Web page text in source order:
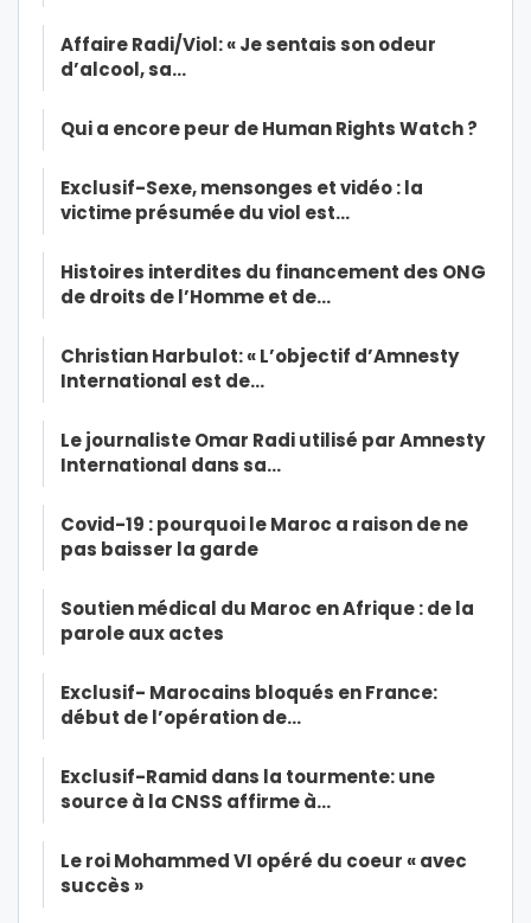
Affaire Radi/Viol: « Je sentais son odeur
d’alcool, sa…
Qui a encore peur de Human Rights Watch ?
Exclusif-Sexe, mensonges et vidéo : la
victime présumée du viol est…
Histoires interdites du financement des ONG
de droits de l’Homme et de…
Christian Harbulot: « L’objectif d’Amnesty
International est de…
Le journaliste Omar Radi utilisé par Amnesty
International dans sa…
Covid-19 : pourquoi le Maroc a raison de ne
pas baisser la garde
Soutien médical du Maroc en Afrique : de la
parole aux actes
Exclusif- Marocains bloqués en France:
début de l’opération de…
Exclusif-Ramid dans la tourmente: une
source à la CNSS affirme à…
Le roi Mohammed VI opéré du coeur « avec
succès »